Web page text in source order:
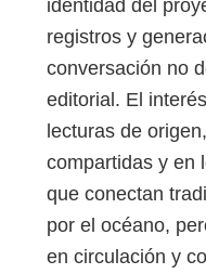
identidad del
registros y
conversación no
editorial. El
lecturas de
compartidas y en
que conectan
por el océano,
en circulación y